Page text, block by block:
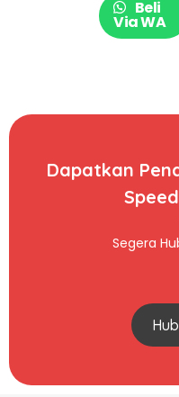
Beli
Via WA
Dapatkan
Segera